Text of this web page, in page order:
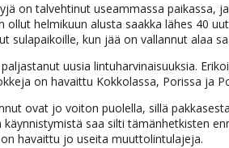
on talvehtinut useammassa paikassa,
ollut helmikuun alusta saakka lähes 40
sulapaikoille, kun jää on vallannut alaa
uusia lintuharvinaisuuksia.
on havaittu Kokkolassa, Porissa ja
ovat jo voiton puolella, sillä
saa silti tämänhetkisten
havaittu jo useita muuttolintulajeja.